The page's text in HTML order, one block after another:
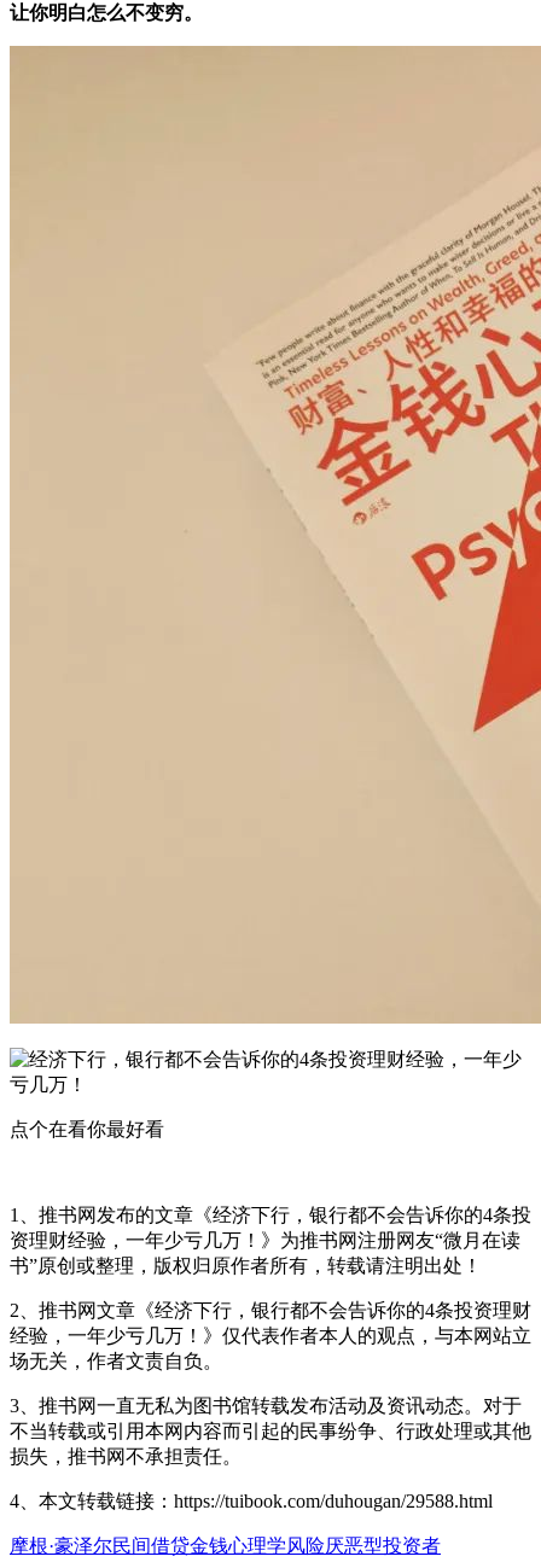
让你明白怎么不变穷。
点个在看你最好看
1、推书网发布的文章《经济下行，银行都不会告诉你的4条投
资理财经验，一年少亏几万！》为推书网注册网友“微月在读
书”原创或整理，版权归原作者所有，转载请注明出处！
2、推书网文章《经济下行，银行都不会告诉你的4条投资理财
经验，一年少亏几万！》仅代表作者本人的观点，与本网站立
场无关，作者文责自负。
3、推书网一直无私为图书馆转载发布活动及资讯动态。对于
不当转载或引用本网内容而引起的民事纷争、行政处理或其他
损失，推书网不承担责任。
4、本文转载链接：https://tuibook.com/duhougan/29588.html
摩根·豪泽尔民间借贷金钱心理学风险厌恶型投资者